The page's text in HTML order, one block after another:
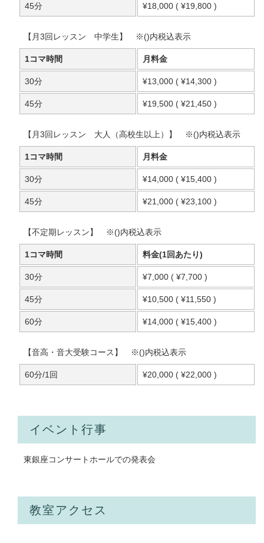
45分 ¥18,000 ( ¥19,800 )
【月3回レッスン 中学生】 ※()内税込表示
1コマ時間 月料金
30分 ¥13,000 ( ¥14,300 )
45分 ¥19,500 ( ¥21,450 )
【月3回レッスン 大人（高校生以上）】 ※()内税込表示
1コマ時間 月料金
30分 ¥14,000 ( ¥15,400 )
45分 ¥21,000 ( ¥23,100 )
【不定期レッスン】 ※()内税込表示
1コマ時間 料金(1回あたり)
30分 ¥7,000 ( ¥7,700 )
45分 ¥10,500 ( ¥11,550 )
60分 ¥14,000 ( ¥15,400 )
【音高・音大受験コース】 ※()内税込表示
60分/1回 ¥20,000 ( ¥22,000 )
イベント行事
東銀座コンサートホールでの発表会
教室アクセス